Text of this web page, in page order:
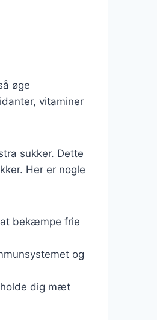
øge
vitaminer
sukker. Dette
Her er nogle
bekæmpe frie
og
dig mæt